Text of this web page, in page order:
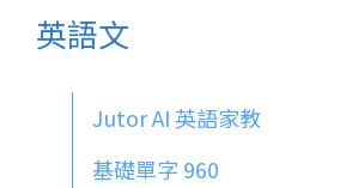
英語文
Jutor AI 英語家教
基礎單字 960